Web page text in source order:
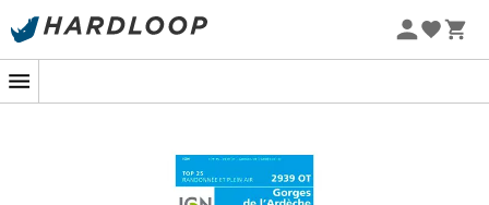
Letnie promocje 🔥 -5% DODATKOWO przy zakupie 2